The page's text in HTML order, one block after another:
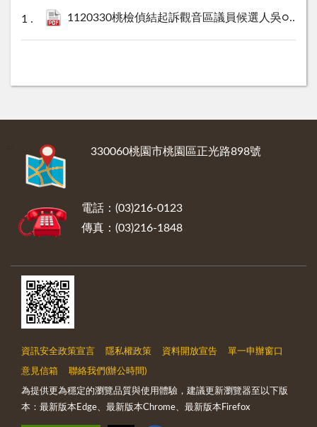
1120330桃檢偵結起訴觀音區議員候選人吳○○及競選助理、里長候選人等結構性賄選之新聞.pdf
330060桃園市桃園區正光路898號
電話：(03)216-0123
傳真：(03)216-1848
資訊安全政策宣言 隱私權政策 資料開放宣告 單一申辦窗口
意見信箱 聯絡我們(辦公時間)
為提供更為穩定的瀏覽品質與使用體驗，建議更新瀏覽器至以下版
本：最新版本Edge、最新版本Chrome、最新版本Firefox